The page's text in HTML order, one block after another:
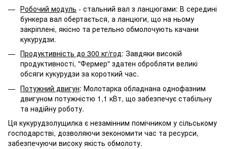
Робочий модуль - стальний вал з ланцюгами: В середині
бункера вал обертається, а ланцюги, що на ньому
закріплені, якісно та ретельно обмолочують качани
кукурудзи.
Продуктивність до 300 кг/год: Завдяки високій
продуктивності, "Фермер" здатен обробляти великі
обсяги кукурудзи за короткий час.
Потужний двигун: Молотарка обладнана однофазним
двигуном потужністю 1,1 кВт, що забезпечує стабільну
та надійну роботу.
Ця кукурудзолущилка є незамінним помічником у сільському
господарстві, дозволяючи зекономити час та ресурси,
забезпечуючи високу якість обмолоту.